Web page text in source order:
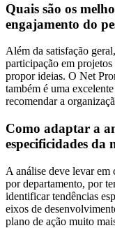
Quais são os
engajamento do
Além da satisfação
participação em
propor ideias. O Net
também é uma
recomendar a
Como adaptar a
especificidades da
A análise deve levar em
por departamento, por
identificar tendências
eixos de
plano de ação muito